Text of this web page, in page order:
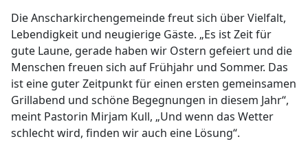
Die Anscharkirchengemeinde freut sich über Vielfalt,
Lebendigkeit und neugierige Gäste. „Es ist Zeit für
gute Laune, gerade haben wir Ostern gefeiert und die
Menschen freuen sich auf Frühjahr und Sommer. Das
ist eine guter Zeitpunkt für einen ersten gemeinsamen
Grillabend und schöne Begegnungen in diesem Jahr“,
meint Pastorin Mirjam Kull, „Und wenn das Wetter
schlecht wird, finden wir auch eine Lösung“.